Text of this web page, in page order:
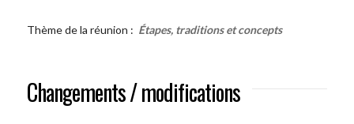
Thème de la réunion : Étapes, traditions et concepts
Changements / modifications